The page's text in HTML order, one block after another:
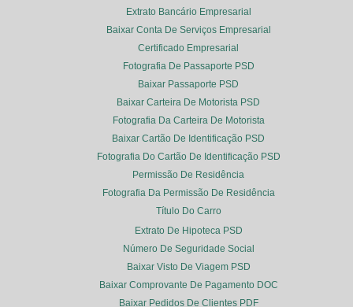
Extrato Bancário Empresarial
Baixar Conta De Serviços Empresarial
Certificado Empresarial
Fotografia De Passaporte PSD
Baixar Passaporte PSD
Baixar Carteira De Motorista PSD
Fotografia Da Carteira De Motorista
Baixar Cartão De Identificação PSD
Fotografia Do Cartão De Identificação PSD
Permissão De Residência
Fotografia Da Permissão De Residência
Título Do Carro
Extrato De Hipoteca PSD
Número De Seguridade Social
Baixar Visto De Viagem PSD
Baixar Comprovante De Pagamento DOC
Baixar Pedidos De Clientes PDF